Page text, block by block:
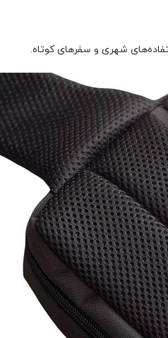
شهری و سفرهای کوتاه.